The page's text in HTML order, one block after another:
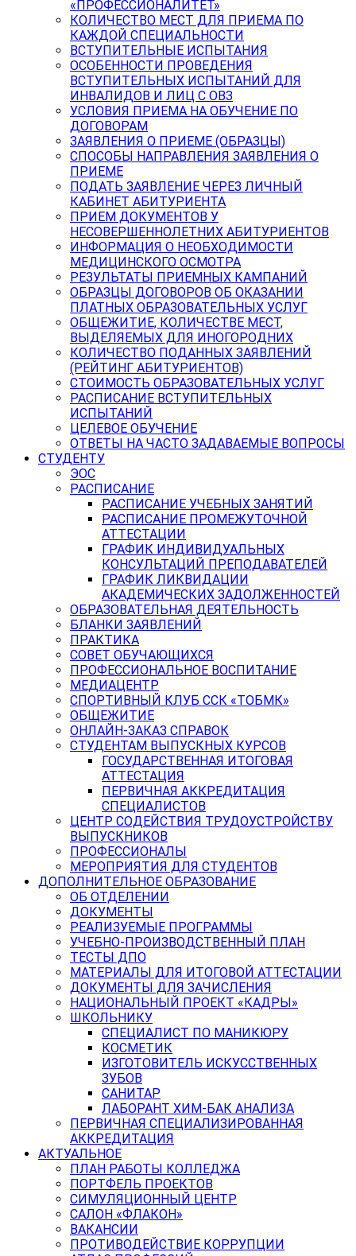
«ПРОФЕССИОНАЛИТЕТ»
КОЛИЧЕСТВО МЕСТ ДЛЯ ПРИЕМА ПО
КАЖДОЙ СПЕЦИАЛЬНОСТИ
ВСТУПИТЕЛЬНЫЕ ИСПЫТАНИЯ
ОСОБЕННОСТИ ПРОВЕДЕНИЯ
ВСТУПИТЕЛЬНЫХ ИСПЫТАНИЙ ДЛЯ
ИНВАЛИДОВ И ЛИЦ С ОВЗ
УСЛОВИЯ ПРИЕМА НА ОБУЧЕНИЕ ПО
ДОГОВОРАМ
ЗАЯВЛЕНИЯ О ПРИЕМЕ (ОБРАЗЦЫ)
СПОСОБЫ НАПРАВЛЕНИЯ ЗАЯВЛЕНИЯ О
ПРИЕМЕ
ПОДАТЬ ЗАЯВЛЕНИЕ ЧЕРЕЗ ЛИЧНЫЙ
КАБИНЕТ АБИТУРИЕНТА
ПРИЕМ ДОКУМЕНТОВ У
НЕСОВЕРШЕННОЛЕТНИХ АБИТУРИЕНТОВ
ИНФОРМАЦИЯ О НЕОБХОДИМОСТИ
МЕДИЦИНСКОГО ОСМОТРА
РЕЗУЛЬТАТЫ ПРИЕМНЫХ КАМПАНИЙ
ОБРАЗЦЫ ДОГОВОРОВ ОБ ОКАЗАНИИ
ПЛАТНЫХ ОБРАЗОВАТЕЛЬНЫХ УСЛУГ
ОБЩЕЖИТИЕ, КОЛИЧЕСТВЕ МЕСТ,
ВЫДЕЛЯЕМЫХ ДЛЯ ИНОГОРОДНИХ
КОЛИЧЕСТВО ПОДАННЫХ ЗАЯВЛЕНИЙ
(РЕЙТИНГ АБИТУРИЕНТОВ)
СТОИМОСТЬ ОБРАЗОВАТЕЛЬНЫХ УСЛУГ
РАСПИСАНИЕ ВСТУПИТЕЛЬНЫХ
ИСПЫТАНИЙ
ЦЕЛЕВОЕ ОБУЧЕНИЕ
ОТВЕТЫ НА ЧАСТО ЗАДАВАЕМЫЕ ВОПРОСЫ
СТУДЕНТУ
ЭОС
РАСПИСАНИЕ
РАСПИСАНИЕ УЧЕБНЫХ ЗАНЯТИЙ
РАСПИСАНИЕ ПРОМЕЖУТОЧНОЙ
АТТЕСТАЦИИ
ГРАФИК ИНДИВИДУАЛЬНЫХ
КОНСУЛЬТАЦИЙ ПРЕПОДАВАТЕЛЕЙ
ГРАФИК ЛИКВИДАЦИИ
АКАДЕМИЧЕСКИХ ЗАДОЛЖЕННОСТЕЙ
ОБРАЗОВАТЕЛЬНАЯ ДЕЯТЕЛЬНОСТЬ
БЛАНКИ ЗАЯВЛЕНИЙ
ПРАКТИКА
СОВЕТ ОБУЧАЮЩИХСЯ
ПРОФЕССИОНАЛЬНОЕ ВОСПИТАНИЕ
МЕДИАЦЕНТР
СПОРТИВНЫЙ КЛУБ ССК «ТОБМК»
ОБЩЕЖИТИЕ
ОНЛАЙН-ЗАКАЗ СПРАВОК
СТУДЕНТАМ ВЫПУСКНЫХ КУРСОВ
ГОСУДАРСТВЕННАЯ ИТОГОВАЯ
АТТЕСТАЦИЯ
ПЕРВИЧНАЯ АККРЕДИТАЦИЯ
СПЕЦИАЛИСТОВ
ЦЕНТР СОДЕЙСТВИЯ ТРУДОУСТРОЙСТВУ
ВЫПУСКНИКОВ
ПРОФЕССИОНАЛЫ
МЕРОПРИЯТИЯ ДЛЯ СТУДЕНТОВ
ДОПОЛНИТЕЛЬНОЕ ОБРАЗОВАНИЕ
ОБ ОТДЕЛЕНИИ
ДОКУМЕНТЫ
РЕАЛИЗУЕМЫЕ ПРОГРАММЫ
УЧЕБНО-ПРОИЗВОДСТВЕННЫЙ ПЛАН
ТЕСТЫ ДПО
МАТЕРИАЛЫ ДЛЯ ИТОГОВОЙ АТТЕСТАЦИИ
ДОКУМЕНТЫ ДЛЯ ЗАЧИСЛЕНИЯ
НАЦИОНАЛЬНЫЙ ПРОЕКТ «КАДРЫ»
ШКОЛЬНИКУ
СПЕЦИАЛИСТ ПО МАНИКЮРУ
КОСМЕТИК
ИЗГОТОВИТЕЛЬ ИСКУССТВЕННЫХ
ЗУБОВ
САНИТАР
ЛАБОРАНТ ХИМ-БАК АНАЛИЗА
ПЕРВИЧНАЯ СПЕЦИАЛИЗИРОВАННАЯ
АККРЕДИТАЦИЯ
АКТУАЛЬНОЕ
ПЛАН РАБОТЫ КОЛЛЕДЖА
ПОРТФЕЛЬ ПРОЕКТОВ
СИМУЛЯЦИОННЫЙ ЦЕНТР
САЛОН «ФЛАКОН»
ВАКАНСИИ
ПРОТИВОДЕЙСТВИЕ КОРРУПЦИИ